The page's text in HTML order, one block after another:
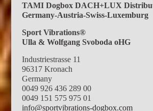
TAMI Dogbox DACH+LUX
Germany-Austria-Swiss-Luxemburg
Sport Vibrations®
Ulla & Wolfgang Svoboda oHG
Industriestrasse 11
96317 Kronach
Germany
0049 926 436 289 00
0049 151 575 975 01
info@sportvibrations-dogbox.com